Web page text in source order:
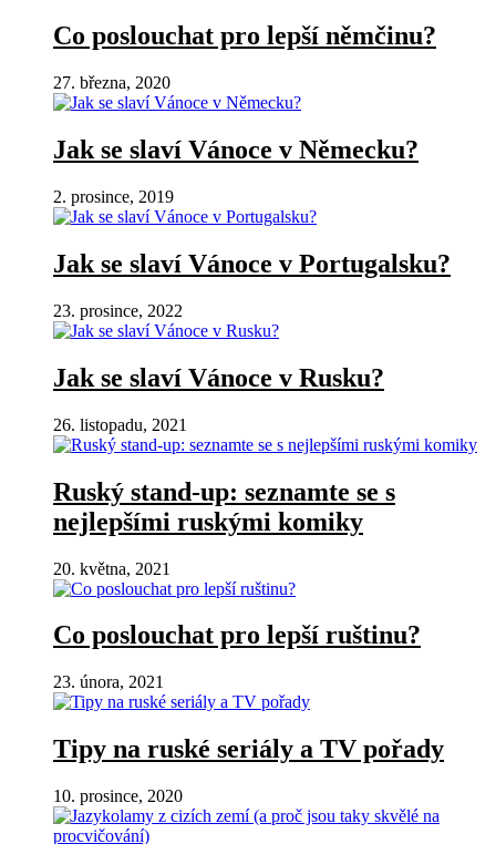
Co poslouchat pro lepší němčinu?
27. března, 2020
Jak se slaví Vánoce v Německu?
2. prosince, 2019
Jak se slaví Vánoce v Portugalsku?
23. prosince, 2022
Jak se slaví Vánoce v Rusku?
26. listopadu, 2021
Ruský stand-up: seznamte se s
nejlepšími ruskými komiky
20. května, 2021
Co poslouchat pro lepší ruštinu?
23. února, 2021
Tipy na ruské seriály a TV pořady
10. prosince, 2020